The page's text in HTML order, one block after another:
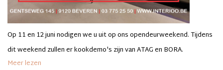
Op 11 en 12 juni nodigen we u uit op ons opendeurweekend. Tijdens
dit weekend zullen er kookdemo's zijn van ATAG en BORA.
Meer lezen